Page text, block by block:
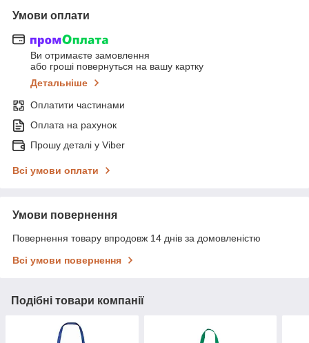
Умови оплати
Ви отримаєте замовлення
або гроші повернуться на вашу картку
Детальніше
Оплатити частинами
Оплата на рахунок
Прошу деталі у Viber
Всі умови оплати
Умови повернення
Повернення товару впродовж 14 днів за домовленістю
Всі умови повернення
Подібні товари компанії